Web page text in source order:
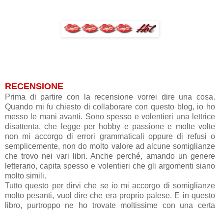
RECENSIONE
Prima di partire con la recensione vorrei dire una cosa.
Quando mi fu chiesto di collaborare con questo blog, io ho
messo le mani avanti. Sono spesso e volentieri una lettrice
disattenta, che legge per hobby e passione e molte volte
non mi accorgo di errori grammaticali oppure di refusi o
semplicemente, non do molto valore ad alcune somiglianze
che trovo nei vari libri. Anche perché, amando un genere
letterario, capita spesso e volentieri che gli argomenti siano
molto simili.
Tutto questo per dirvi che se io mi accorgo di somiglianze
molto pesanti, vuol dire che era proprio palese. E in questo
libro, purtroppo ne ho trovate moltissime con una certa